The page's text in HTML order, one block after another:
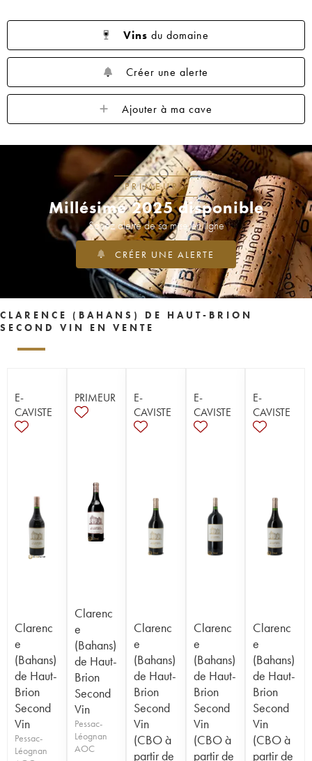
Vins du domaine
Créer une alerte
Ajouter à ma cave
PRIMEURS
Millésime 2025 disponible
Soyez alerté de sa mise en ligne
CRÉER UNE ALERTE
CLARENCE (BAHANS) DE HAUT-BRION
SECOND VIN EN VENTE
E-
CAVISTE
Clarenc
e
(Bahans)
de Haut-
Brion
Second
Vin
Pessac-
Léognan
PRIMEUR
Clarenc
e
(Bahans)
de Haut-
Brion
Second
Vin
Pessac-
Léognan
AOC
E-
CAVISTE
Clarenc
e
(Bahans)
de Haut-
Brion
Second
Vin
(CBO à
partir de
E-
CAVISTE
Clarenc
e
(Bahans)
de Haut-
Brion
Second
Vin
(CBO à
partir de
E-
CAVISTE
Clarenc
e
(Bahans)
de Haut-
Brion
Second
Vin
(CBO à
partir de